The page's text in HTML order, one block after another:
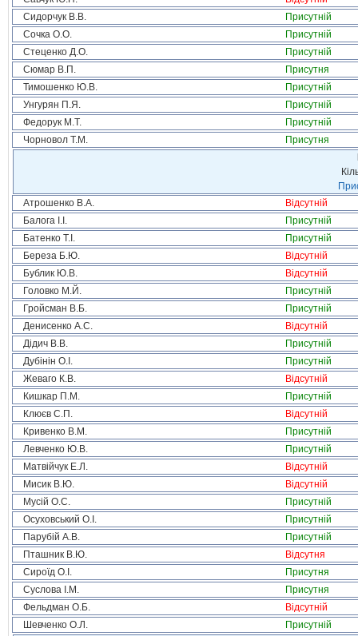
Сидорчук В.В.
Присутній
Сочка О.О.
Присутній
Стеценко Д.О.
Присутній
Сюмар В.П.
Присутня
Тимошенко Ю.В.
Присутній
Унгурян П.Я.
Присутній
Федорук М.Т.
Присутній
Чорновол Т.М.
Присутня
Атрошенко В.А.
Відсутній
Балога І.І.
Присутній
Батенко Т.І.
Присутній
Береза Б.Ю.
Відсутній
Бублик Ю.В.
Відсутній
Головко М.Й.
Присутній
Гройсман В.Б.
Присутній
Денисенко А.С.
Відсутній
Дідич В.В.
Присутній
Дубінін О.І.
Присутній
Жеваго К.В.
Відсутній
Кишкар П.М.
Присутній
Клюєв С.П.
Відсутній
Кривенко В.М.
Присутній
Левченко Ю.В.
Присутній
Матвійчук Е.Л.
Відсутній
Мисик В.Ю.
Відсутній
Мусій О.С.
Присутній
Осуховський О.І.
Присутній
Парубій А.В.
Присутній
Пташник В.Ю.
Відсутня
Сироїд О.І.
Присутня
Суслова І.М.
Присутня
Фельдман О.Б.
Відсутній
Шевченко О.Л.
Присутній